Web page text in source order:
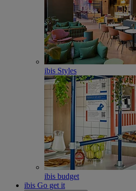
ibis Styles
ibis budget
ibis Go get it